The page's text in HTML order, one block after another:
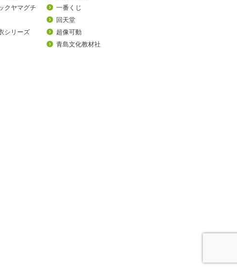
クヤマグチ
一番くじ
回天堂
シリーズ
超像可動
青島文化教材社